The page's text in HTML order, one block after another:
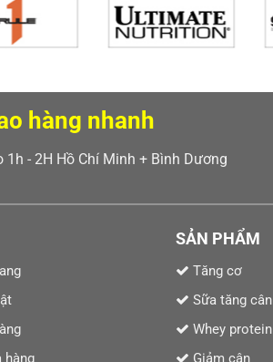
hàng nhanh
1h - 2H Hồ Chí Minh + Bình Dương
hàng
SẢN PHẨM
Tăng cơ
Sữa tăng cân
Whey protein
Giảm cân